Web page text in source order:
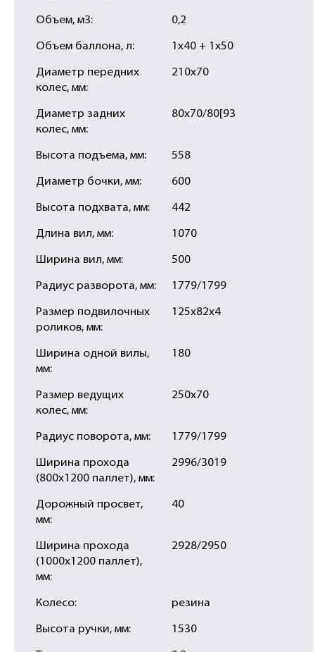
Объем, м3: 0,2
Объем баллона, л: 1х40 + 1х50
Диаметр передних
колес, мм:
210х70
Диаметр задних
колес, мм:
80х70/80[93
Высота подъема, мм: 558
Диаметр бочки, мм: 600
Высота подхвата, мм: 442
Длина вил, мм: 1070
Ширина вил, мм: 500
Радиус разворота, мм: 1779/1799
Размер подвилочных
роликов, мм:
125х82х4
Ширина одной вилы,
мм:
180
Размер ведущих
колес, мм:
250х70
Радиус поворота, мм: 1779/1799
Ширина прохода
(800х1200 паллет), мм:
2996/3019
Дорожный просвет,
мм:
40
Ширина прохода
(1000х1200 паллет),
мм:
2928/2950
Колесо: резина
Высота ручки, мм: 1530